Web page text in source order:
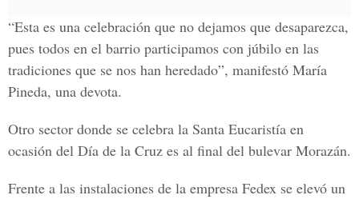
“Esta es una celebración que no dejamos que desaparezca,
pues todos en el barrio participamos con júbilo en las
tradiciones que se nos han heredado”, manifestó María
Pineda, una devota.
Otro sector donde se celebra la Santa Eucaristía en
ocasión del Día de la Cruz es al final del bulevar Morazán.
Frente a las instalaciones de la empresa Fedex se elevó un